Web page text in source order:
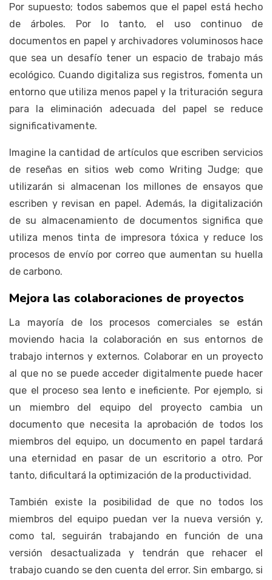
Por supuesto; todos sabemos que el papel está hecho
de árboles. Por lo tanto, el uso continuo de
documentos en papel y archivadores voluminosos hace
que sea un desafío tener un espacio de trabajo más
ecológico. Cuando digitaliza sus registros, fomenta un
entorno que utiliza menos papel y la trituración segura
para la eliminación adecuada del papel se reduce
significativamente.
Imagine la cantidad de artículos que escriben servicios
de reseñas en sitios web como Writing Judge; que
utilizarán si almacenan los millones de ensayos que
escriben y revisan en papel. Además, la digitalización
de su almacenamiento de documentos significa que
utiliza menos tinta de impresora tóxica y reduce los
procesos de envío por correo que aumentan su huella
de carbono.
Mejora las colaboraciones de proyectos
La mayoría de los procesos comerciales se están
moviendo hacia la colaboración en sus entornos de
trabajo internos y externos. Colaborar en un proyecto
al que no se puede acceder digitalmente puede hacer
que el proceso sea lento e ineficiente. Por ejemplo, si
un miembro del equipo del proyecto cambia un
documento que necesita la aprobación de todos los
miembros del equipo, un documento en papel tardará
una eternidad en pasar de un escritorio a otro. Por
tanto, dificultará la optimización de la productividad.
También existe la posibilidad de que no todos los
miembros del equipo puedan ver la nueva versión y,
como tal, seguirán trabajando en función de una
versión desactualizada y tendrán que rehacer el
trabajo cuando se den cuenta del error. Sin embargo, si